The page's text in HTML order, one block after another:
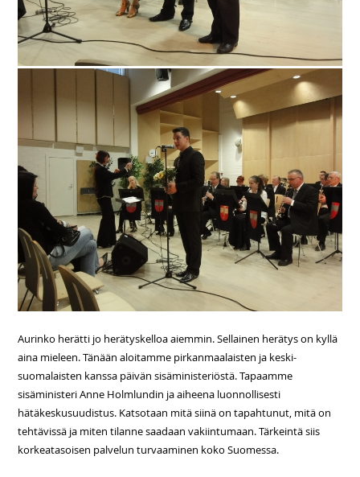
Aurinko herätti jo herätyskelloa aiemmin. Sellainen herätys on kyllä
aina mieleen. Tänään aloitamme pirkanmaalaisten ja keski-
suomalaisten kanssa päivän sisäministeriöstä. Tapaamme
sisäministeri Anne Holmlundin ja aiheena luonnollisesti
hätäkeskusuudistus. Katsotaan mitä siinä on tapahtunut, mitä on
tehtävissä ja miten tilanne saadaan vakiintumaan. Tärkeintä siis
korkeatasoisen palvelun turvaaminen koko Suomessa.